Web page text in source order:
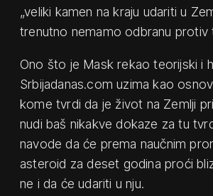
„veliki kamen na kraju udariti u
trenutno nemamo odbranu protiv
Ono što je Mask rekao teorijski i
Srbijadanas.com uzima kao
kome tvrdi da je život na Zemlji
nudi baš nikakve dokaze za tu
navode da će prema naučnim
asteroid za deset godina proći
ne i da će udariti u nju.